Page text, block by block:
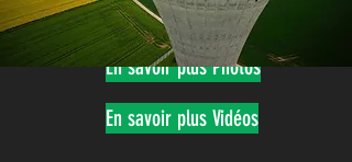
et vidéos depuis les airs.
En savoir plus Photos
En savoir plus Vidéos